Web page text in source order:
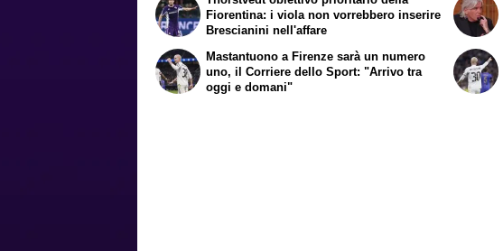
Fiorentina: i viola non vorrebbero inserire
Brescianini nell'affare
Mastantuono a Firenze sarà un numero
uno, il Corriere dello Sport: "Arrivo tra
oggi e domani"